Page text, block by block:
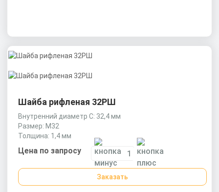
Шайба рифленая 32РШ
Внутренний диаметр С: 32,4 мм
Размер: М32
Толщина: 1,4 мм
Цена по запросу
Заказать